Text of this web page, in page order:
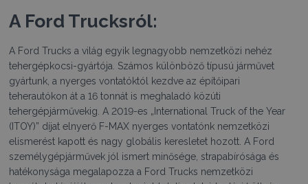
A Ford Trucksról:
A Ford Trucks a világ egyik legnagyobb nemzetközi nehéz
tehergépkocsi-gyártója. Számos különböző típusú járművet
gyártunk, a nyerges vontatóktól kezdve az építőipari
teherautókon át a 16 tonnát is meghaladó közúti
tehergépjárművekig. A 2019-es „International Truck of the Year
(ITOY)” díjat elnyerő F-MAX nyerges vontatónk nemzetközi
elismerést kapott és nagy globális keresletet hozott. A Ford
személygépjárművek jól ismert minősége, strapabírósága és
hatékonysága megalapozza a Ford Trucks nemzetközi